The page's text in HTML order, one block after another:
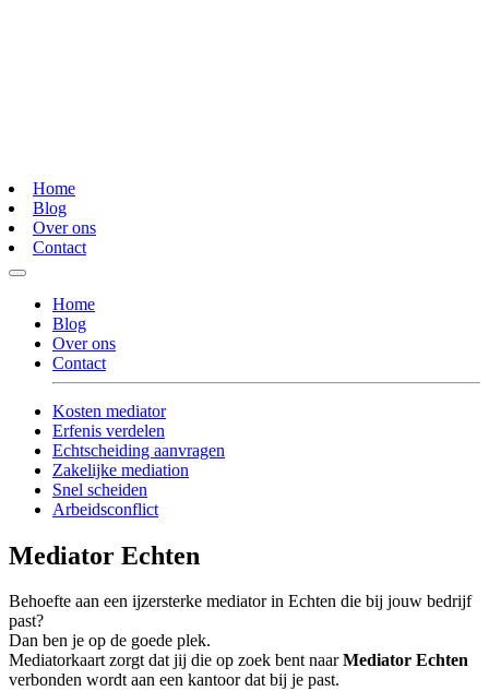
Home
Blog
Over ons
Contact
Home
Blog
Over ons
Contact
Kosten mediator
Erfenis verdelen
Echtscheiding aanvragen
Zakelijke mediation
Snel scheiden
Arbeidsconflict
Mediator Echten
Behoefte aan een ijzersterke mediator in Echten die bij jouw bedrijf
past?
Dan ben je op de goede plek.
Mediatorkaart zorgt dat jij die op zoek bent naarMediator Echten
verbonden wordt aan een kantoor dat bij je past.